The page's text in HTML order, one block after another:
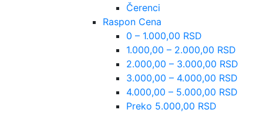
Čerenci
Raspon Cena
0 – 1.000,00 RSD
1.000,00 – 2.000,00 RSD
2.000,00 – 3.000,00 RSD
3.000,00 – 4.000,00 RSD
4.000,00 – 5.000,00 RSD
Preko 5.000,00 RSD